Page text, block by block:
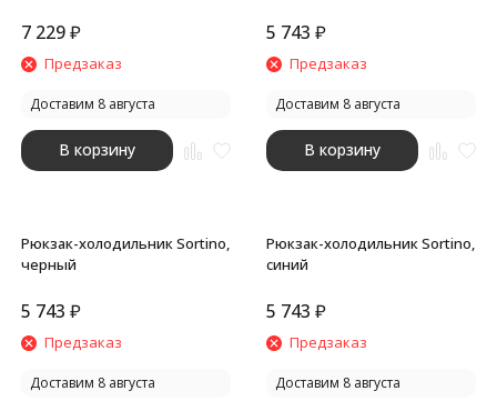
7 229₽
Предзаказ
Доставим 8 августа
В корзину
5 743 ₽
Предзаказ
Доставим 8 августа
В корзину
Рюкзак-холодильник Sortino,
черный
5 743 ₽
Предзаказ
Доставим 8 августа
Рюкзак-холодильник Sortino,
синий
5 743 ₽
Предзаказ
Доставим 8 августа